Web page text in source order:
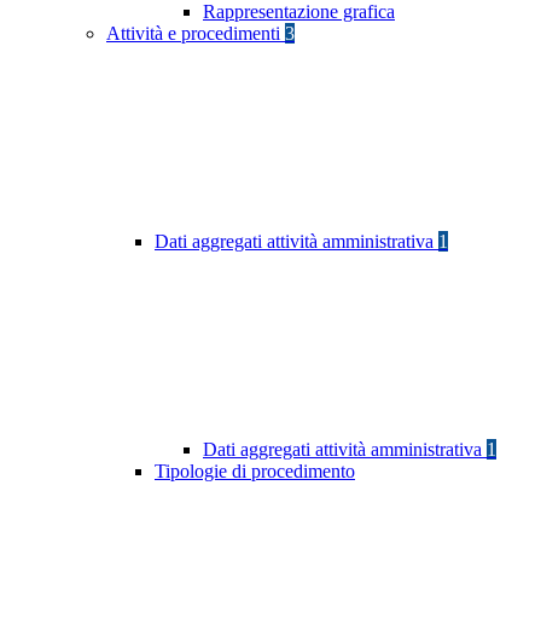
Rappresentazione grafica
Attività e procedimenti 3
Dati aggregati attività amministrativa 1
Dati aggregati attività amministrativa 1
Tipologie di procedimento